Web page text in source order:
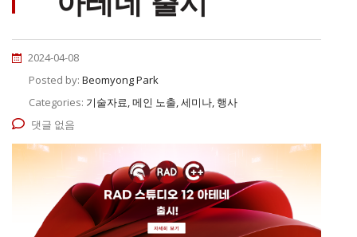
2024-04-08
Posted by: Beomyong Park
Categories: 기술자료, 메인 노출, 세미나, 행사
댓글 없음